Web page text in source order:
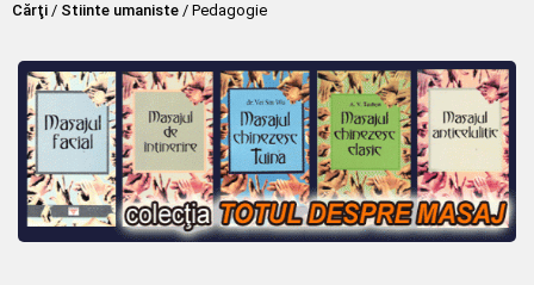
Cărţi / Stiinte umaniste / Pedagogie